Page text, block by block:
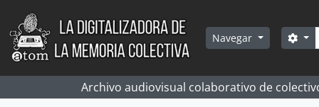
Skip to main content
Navegar
Archivo audiovisual colaborativo de